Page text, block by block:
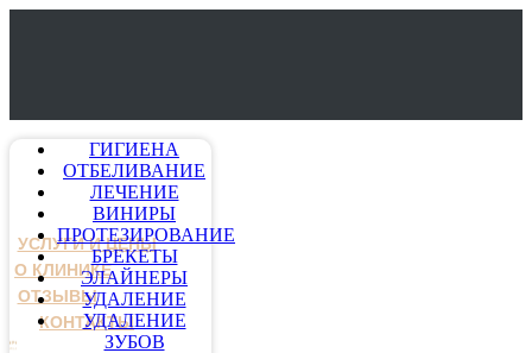
УСЛУГИ И ЦЕНЫ
О КЛИНИКЕ
ОТЗЫВЫ
КОНТАКТЫ
ГИГИЕНА
ОТБЕЛИВАНИЕ
ЛЕЧЕНИЕ
ВИНИРЫ
ПРОТЕЗИРОВАНИЕ
БРЕКЕТЫ
ЭЛАЙНЕРЫ
УДАЛЕНИЕ
УДАЛЕНИЕ
ЗУБОВ